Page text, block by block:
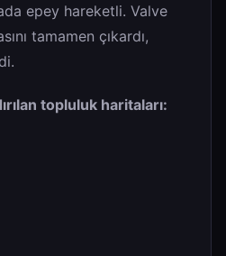
epey hareketli. Valve
tamamen çıkardı,
topluluk haritaları: